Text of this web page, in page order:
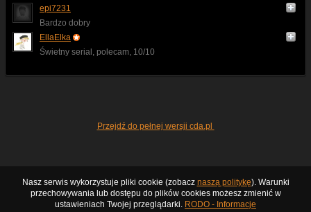
epi7231
Bardzo dobry
EllaElka
Świetny serial, polecam, 10/10
Przejdź do pełnej wersji cda.pl
Nasz serwis wykorzystuje pliki cookie (zobacz naszą politykę). Warunki
przechowywania lub dostępu do plików cookies możesz zmienić w
ustawieniach Twojej przeglądarki. RODO - Informacje